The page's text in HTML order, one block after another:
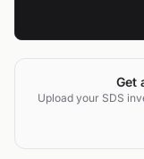
Get
Upload your SDS